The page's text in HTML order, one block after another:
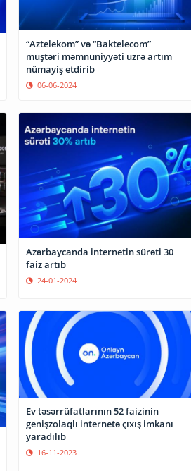
“Aztelekom” və “Baktelecom”
müştəri məmnuniyyəti üzrə artım
nümayiş etdirib
06-06-2024
Azərbaycanda internetin sürəti 30
faiz artıb
24-01-2024
Ev təsərrüfatlarının 52 faizinin
genişzolaqlı internetə çıxış imkanı
yaradılıb
16-11-2023